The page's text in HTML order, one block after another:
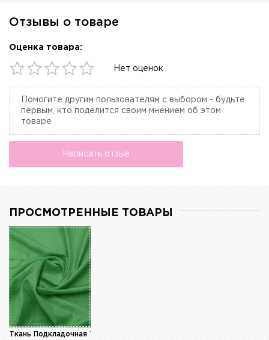
Отзывы о товаре
Оценка товара:
Нет оценок
Помогите другим пользователям с выбором - будьте
первым, кто поделится своим мнением об этом
товаре
Написать отзыв
ПРОСМОТРЕННЫЕ ТОВАРЫ
Ткань Подкладочная Трикотажная